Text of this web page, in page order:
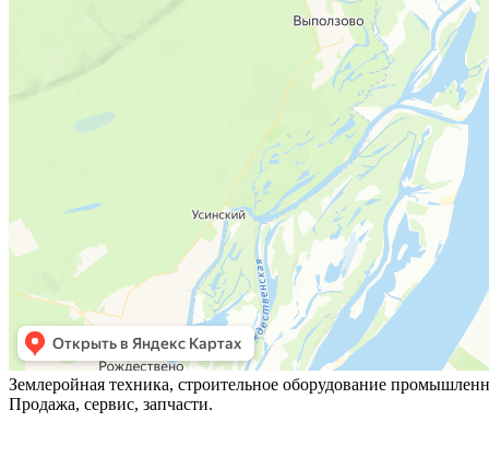
Землеройная техника, строительное оборудование
Продажа, сервис, запчасти.